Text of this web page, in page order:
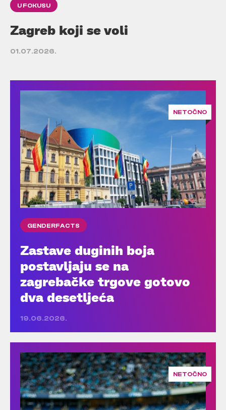
U FOKUSU
Zagreb koji se voli
01.07.2026.
NETOČNO
GENDERFACTS
Zastave duginih boja
postavljaju se na
zagrebačke trgove gotovo
dva desetljeća
19.06.2026.
NETOČNO